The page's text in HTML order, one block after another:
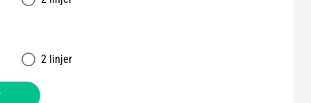
2 linjer